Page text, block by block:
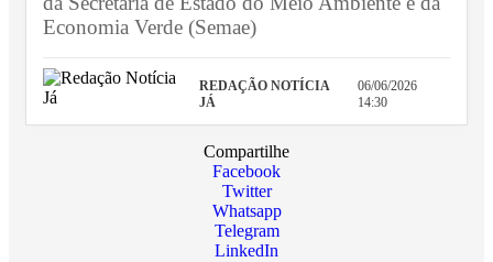
Economia Verde (Semae)
REDAÇÃO NOTÍCIA
JÁ
06/06/2026
14:30
Compartilhe
Facebook
Twitter
Whatsapp
Telegram
LinkedIn